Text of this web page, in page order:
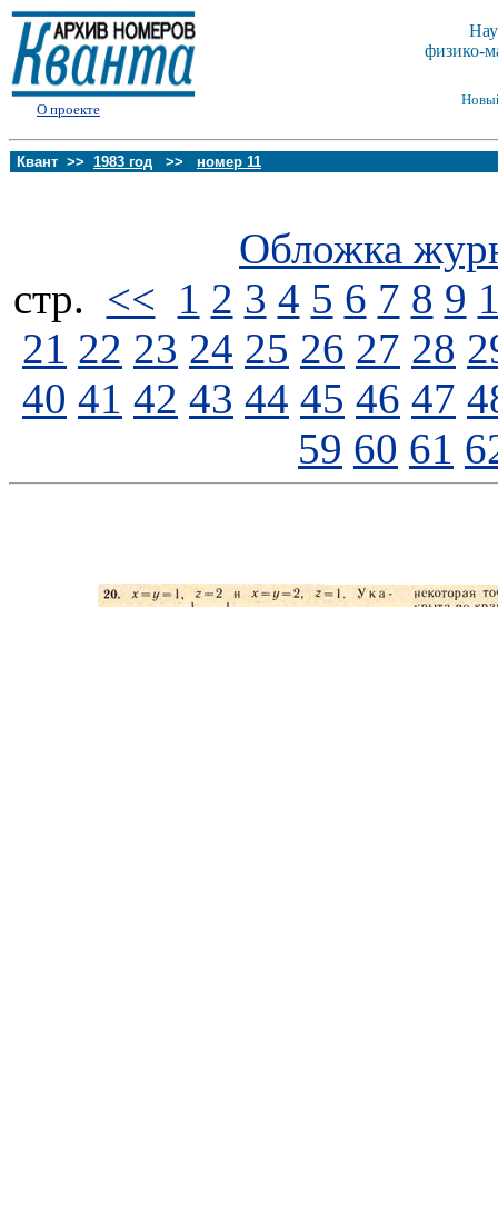
О проекте
физико-
Квант >> 1983 год >> номер 11
Обложка
стp. << 1 2 3 4 5 6 7 8 9
21 22 23 24 25 26 27 28
40 41 42 43 44 45 46 47
59 60 61